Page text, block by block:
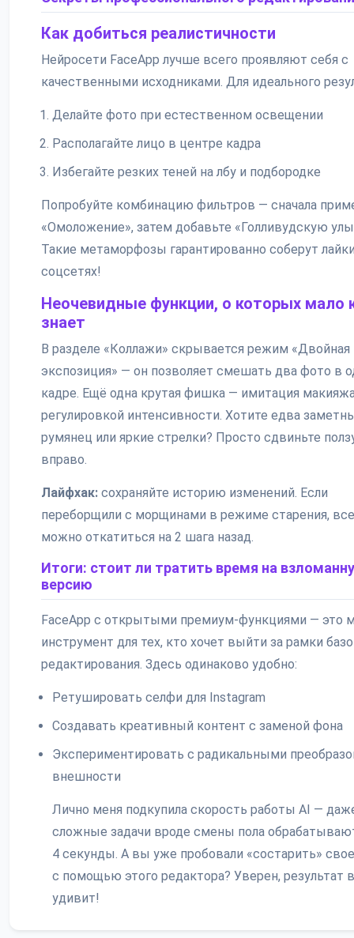
Как добиться реалистичности
Нейросети FaceApp лучше всего проявляют себя с
качественными исходниками. Для идеального
Делайте фото при естественном освещении
Располагайте лицо в центре кадра
Избегайте резких теней на лбу и подбородке
Попробуйте комбинацию фильтров — сначала
«Омоложение», затем добавьте «Голливудскую
Такие метаморфозы гарантированно соберут
соцсетях!
Неочевидные функции, о которых мало
знает
В разделе «Коллажи» скрывается режим «Двойная
экспозиция» — он позволяет смешать два фото в
кадре. Ещё одна крутая фишка — имитация
регулировкой интенсивности. Хотите едва
румянец или яркие стрелки? Просто сдвиньте
вправо.
Лайфхак: сохраняйте историю изменений. Если
переборщили с морщинами в режиме старения,
можно откатиться на 2 шага назад.
Итоги: стоит ли тратить время на
версию
FaceApp с открытыми премиум-функциями — это
инструмент для тех, кто хочет выйти за рамки
редактирования. Здесь одинаково удобно:
Ретушировать селфи для Instagram
Создавать креативный контент с заменой фона
Экспериментировать с радикальными
внешности
Лично меня подкупила скорость работы AI —
сложные задачи вроде смены пола
4 секунды. А вы уже пробовали «состарить»
с помощью этого редактора? Уверен, результат
удивит!